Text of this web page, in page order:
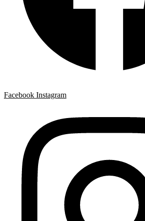
Facebook Instagram